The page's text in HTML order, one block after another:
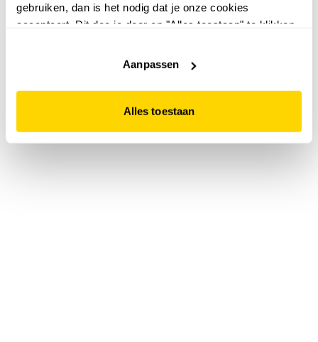
gebruiken, dan is het nodig dat je onze cookies
accepteert. Dit doe je door op "Alles toestaan" te klikken.
website niet optimaal functioneert.
Aanpassen
Alles toestaan